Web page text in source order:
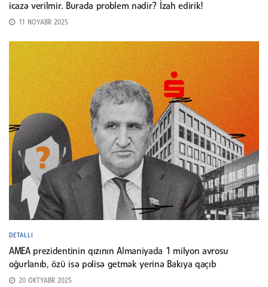
icazə verilmir. Burada problem nədir? İzah edirik!
11 NOYABR 2025
DETALLI
AMEA prezidentinin qızının Almaniyada 1 milyon avrosu
oğurlanıb, özü isə polisə getmək yerinə Bakıya qaçıb
20 OKTYABR 2025